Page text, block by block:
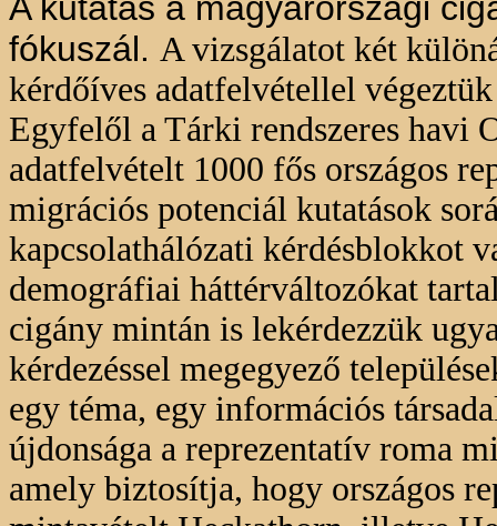
fókuszál. A vizsgálatot két
kérdőíves adatfelvétellel
Egyfelől a Tárki rendszeres havi
adatfelvételt 1000 fős országos
migrációs potenciál kutatások
kapcsolathálózati kérdésblokkot
demográfiai háttérváltozókat
cigány mintán is lekérdezzük
kérdezéssel megegyező
egy téma, egy információs
újdonsága a reprezentatív roma
amely biztosítja, hogy országos